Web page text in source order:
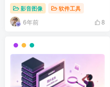
影音图像 软件工具
6年前 8